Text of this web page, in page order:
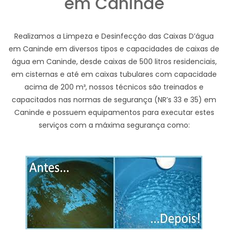
Realizamos a Limpeza e Desinfecção das Caixas D’água
em Caninde em diversos tipos e capacidades de caixas de
água em Caninde, desde caixas de 500 litros residenciais,
em cisternas e até em caixas tubulares com capacidade
acima de 200 m³, nossos técnicos são treinados e
capacitados nas normas de segurança (NR’s 33 e 35) em
Caninde e possuem equipamentos para executar estes
serviços com a máxima segurança como: